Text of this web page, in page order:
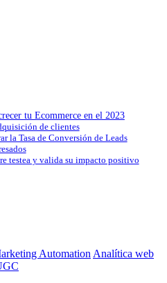
tu Ecommerce en el 2023
de clientes
la Tasa de Conversión de Leads
testea y valida su impacto positivo
Automation Analítica web